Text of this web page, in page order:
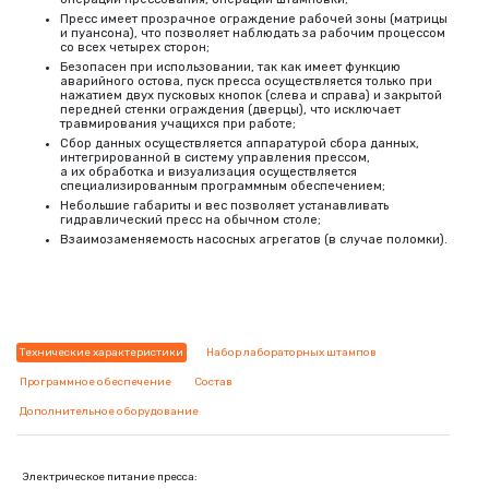
Пресс имеет прозрачное ограждение рабочей зоны (матрицы
и пуансона), что позволяет наблюдать за рабочим процессом
со всех четырех сторон;
Безопасен при использовании, так как имеет функцию
аварийного остова, пуск пресса осуществляется только при
нажатием двух пусковых кнопок (слева и справа) и закрытой
передней стенки ограждения (дверцы), что исключает
травмирования учащихся при работе;
Сбор данных осуществляется аппаратурой сбора данных,
интегрированной в систему управления прессом,
а их обработка и визуализация осуществляется
специализированным программным обеспечением;
Небольшие габариты и вес позволяет устанавливать
гидравлический пресс на обычном столе;
Взаимозаменяемость насосных агрегатов (в случае поломки).
Технические характеристики Набор лабораторных штампов
Программное обеспечение Состав
Дополнительное оборудование
Электрическое питание пресса: